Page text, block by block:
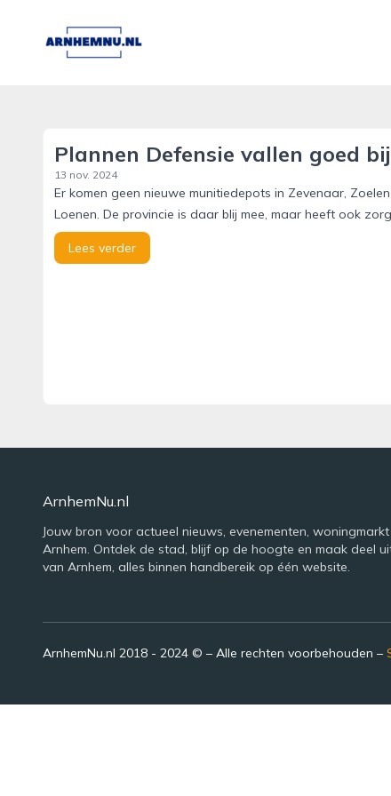
arnhemnu.nl
Plannen Defensie vallen goed
13 nov. 2024
Er komen geen nieuwe munitiedepots in Zevenaar,
Loenen. De provincie is daar blij mee, maar heeft ook
Lees verder
ArnhemNu.nl
Jouw bron voor actueel nieuws, evenementen,
Arnhem. Ontdek de stad, blijf op de hoogte en maak deel
van Arnhem, alles binnen handbereik op één website.
ArnhemNu.nl 2018 - 2024 © – Alle rechten voorbehouden –